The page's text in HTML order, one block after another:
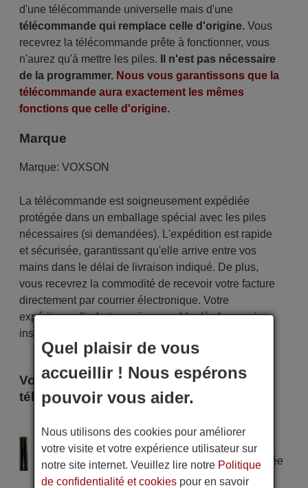
d'une télécommande universelle mais d'une
télécommande qui remplace celle d'origine.Vous
recevrez la télécommande prête à fonctionner, vous
n'aurez qu'à mettre les piles.
Il n'est pas nécessaire
de la programmer. Nous vous garantissons que la
télécommande aura exactement les mêmes
fonctions que celle d'origine.
Marque
Marque: VOXSON
La télécommande est soigneusement expédiée
protégée dans un emballage spécial avec les piles
nécessaires (si demandées). L'expédition est rapide
et sécurisée, garantissant qu'elle arrive entre vos
mains dans le délai de livraison indiqué. De plus,
vous recevrez la commodité de recevoir votre facture
directement par courrier électronique. Votre
expérience d'achat sera impeccable dès le premier
instant !
Voici certains modèles qui utilisent cette
télécommande
Alimentation : 2 piles type AAA
Pile alcaline type AAA LR06 tension 1,5 V utilisée
dans la grande majorité de télécommandes.
Quel plaisir de vous
accueillir ! Nous espérons
pouvoir vous aider.
Nous utilisons des cookies pour améliorer
votre visite et votre expérience utilisateur sur
notre site internet. Veuillez lire notre Politique
de confidentialité et cookies pour en savoir